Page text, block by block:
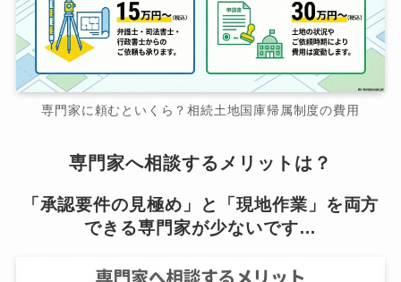
専門家に頼むといくら？相続土地国庫帰属制度の費用
専門家へ相談するメリットは？
「承認要件の見極め」と「現地作業」を両方
できる専門家が少ないです…